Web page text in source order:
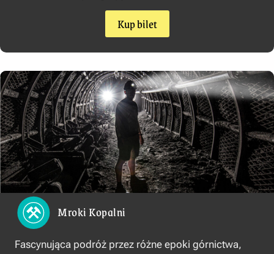
Kup bilet
Mroki Kopalni
Fascynująca podróż przez różne epoki górnictwa,